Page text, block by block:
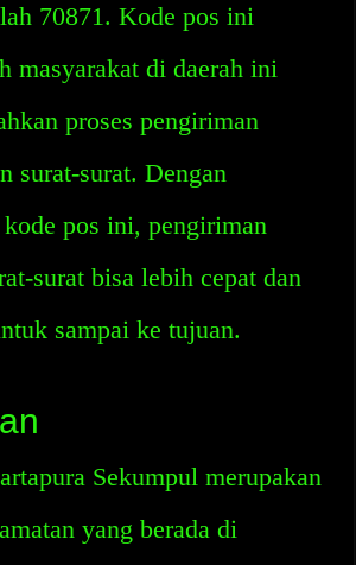
70871. Kode pos ini
masyarakat di daerah ini
proses pengiriman
surat-surat. Dengan
pos ini, pengiriman
surat bisa lebih cepat dan
sampai ke tujuan.
Sekumpul merupakan
yang berada di